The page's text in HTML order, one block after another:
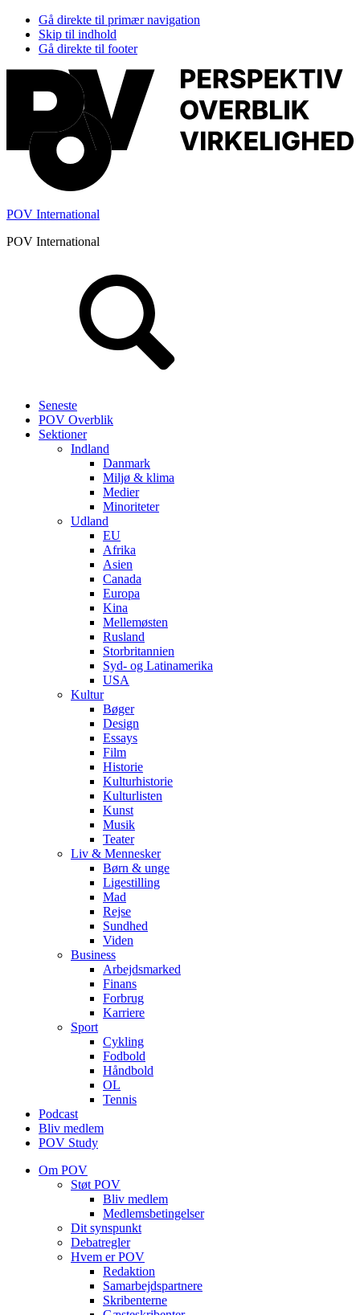
Gå direkte til primær navigation
Skip til indhold
Gå direkte til footer
POV International
POV International
Seneste
POV Overblik
Sektioner
Indland
Danmark
Miljø & klima
Medier
Minoriteter
Udland
EU
Afrika
Asien
Canada
Europa
Kina
Mellemøsten
Rusland
Storbritannien
Syd- og Latinamerika
USA
Kultur
Bøger
Design
Essays
Film
Historie
Kulturhistorie
Kulturlisten
Kunst
Musik
Teater
Liv & Mennesker
Børn & unge
Ligestilling
Mad
Rejse
Sundhed
Viden
Business
Arbejdsmarked
Finans
Forbrug
Karriere
Sport
Cykling
Fodbold
Håndbold
OL
Tennis
Podcast
Bliv medlem
POV Study
Om POV
Støt POV
Bliv medlem
Medlems­betingelser
Dit synspunkt
Debatregler
Hvem er POV
Redaktion
Samarbejdspartnere
Skribenterne